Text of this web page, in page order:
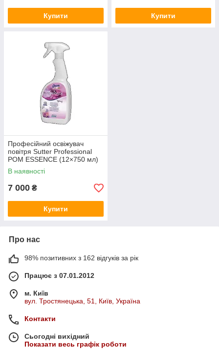
Купити Купити
Професійний освіжувач
повітря Sutter Professional
POM ESSENCE (12×750 мл)
В наявності
7 000 ₴
Купити
Про нас
98% позитивних з 162 відгуків за рік
Працює з 07.01.2012
м. Київ
вул. Тростянецька, 51, Київ, Україна
Контакти
Сьогодні вихідний
Показати весь графік роботи